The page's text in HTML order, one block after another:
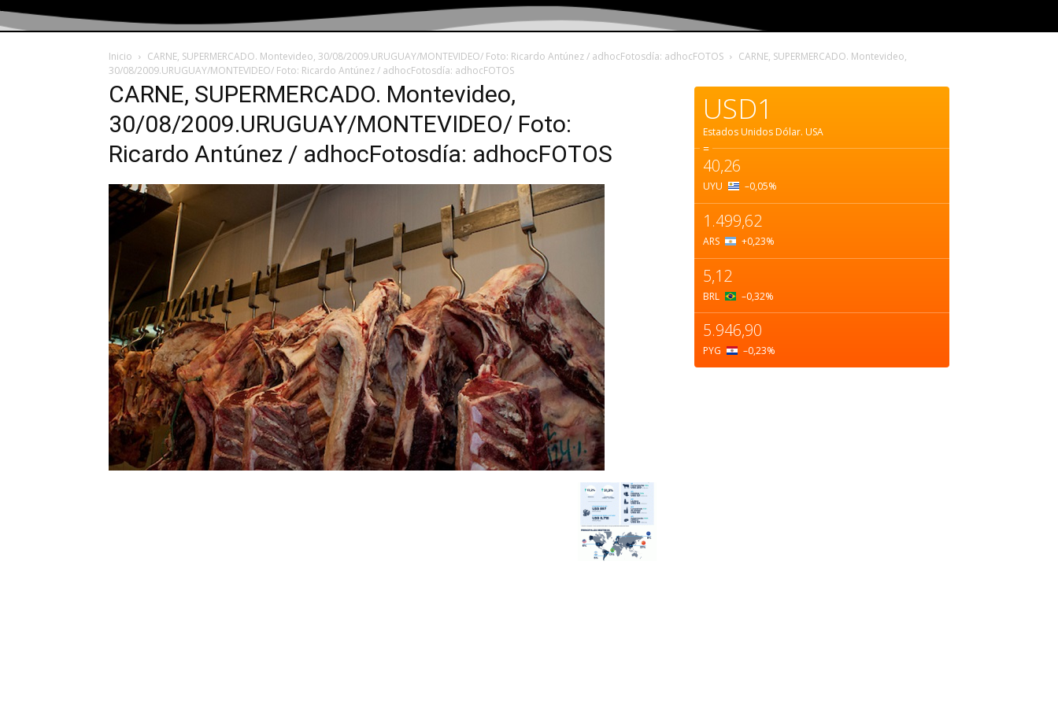
Inicio CARNE, SUPERMERCADO. Montevideo, 30/08/2009.URUGUAY/MONTEVIDEO/ Foto: Ricardo Antúnez / adhocFotosdía: adhocFOTOS
CARNE, SUPERMERCADO. Montevideo,
30/08/2009.URUGUAY/MONTEVIDEO/ Foto: Ricardo Antúnez / adhocFotosdía: adhocFOTOS
CARNE, SUPERMERCADO. Montevideo,
30/08/2009.URUGUAY/MONTEVIDEO/ Foto:
Ricardo Antúnez / adhocFotosdía: adhocFOTOS
USD1
Estados Unidos Dólar. USA
=
40,26
UYU –0,05%
1.499,62
ARS +0,23%
5,12
BRL –0,32%
5.946,90
PYG –0,23%